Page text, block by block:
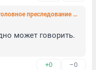
Доктор Курпатов прокомментировал уголовное преследование бывшего помощника
может говорить.
+0 –0